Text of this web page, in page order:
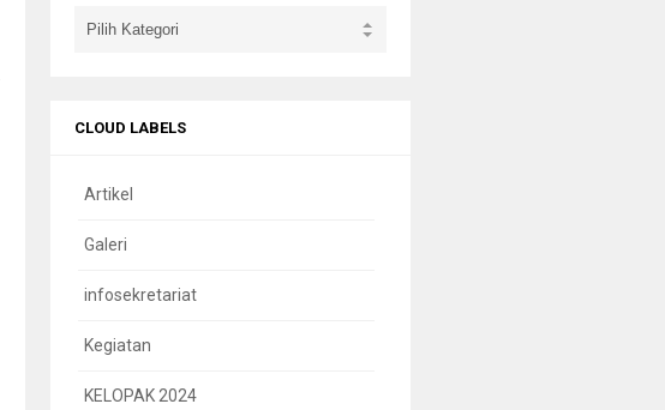
CLOUD LABELS
Artikel
Galeri
infosekretariat
Kegiatan
KELOPAK 2024